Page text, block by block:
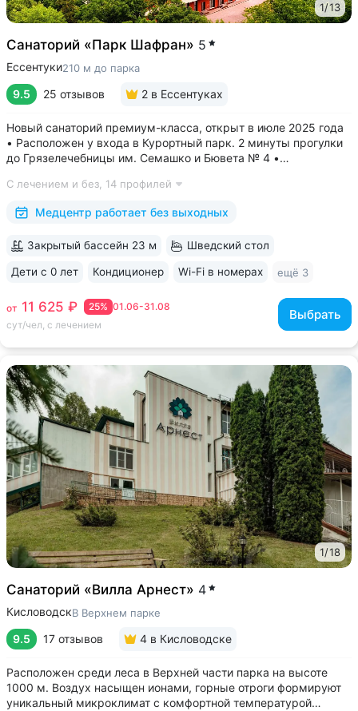
1/13
Санаторий «Парк Шафран» 5
Ессентуки210 м до парка
9.5 25 отзывов 2 в Ессентуках
Новый санаторий премиум-класса, открыт в июле 2025 года
• Расположен у входа в Курортный парк. 2 минуты прогулки
до Грязелечебницы им. Семашко и Бювета № 4 •
Бесплатное посещение включено во все виды путёвок •
Трёхразовое питание...
С лечением и без, 14 профилей
Медцентр работает без выходных
01.06-31.08
25%
от 11 625 ₽
сут/чел, с лечением
Выбрать
Закрытый бассейн 23 м Шведский стол
Дети с 0 лет Кондиционер Wi-Fi в номерах ещё 3
1/18
Санаторий «Вилла Арнест» 4
КисловодскВ Верхнем парке
9.5 17 отзывов 4 в Кисловодске
Расположен среди леса в Верхней части парка на высоте
1000 м. Воздух насыщен ионами, горные отроги формируют
уникальный микроклимат с комфортной температурой